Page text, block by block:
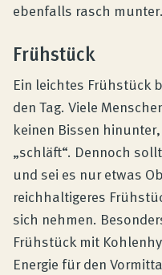
ebenfalls rasch munter.
Frühstück
Ein leichtes Frühstück
den Tag. Viele
keinen Bissen
„schläft“. Dennoch
und sei es nur etwas
reichhaltigeres
sich nehmen.
Frühstück mit
Energie für den